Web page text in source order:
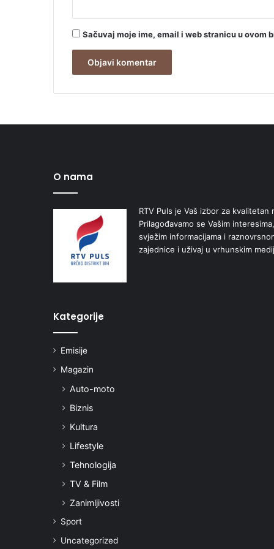
Sačuvaj moje ime, email i web stranicu u ovom
O nama
RTV Puls je Vaš izbor za
Prilagođavamo se Vašim
svježim informacijama i
zajednice i uživaj u vrhunskim
Kategorije
Emisije
Magazin
Auto-moto
Biznis
Kultura
Lifestyle
Tehnologija
TV & Film
Zanimljivosti
Sport
Uncategorized